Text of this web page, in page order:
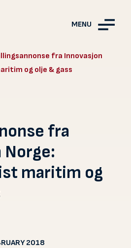
MENU
fra Innovasjon
og olje & gass
fra
Norge:
maritim og
2018